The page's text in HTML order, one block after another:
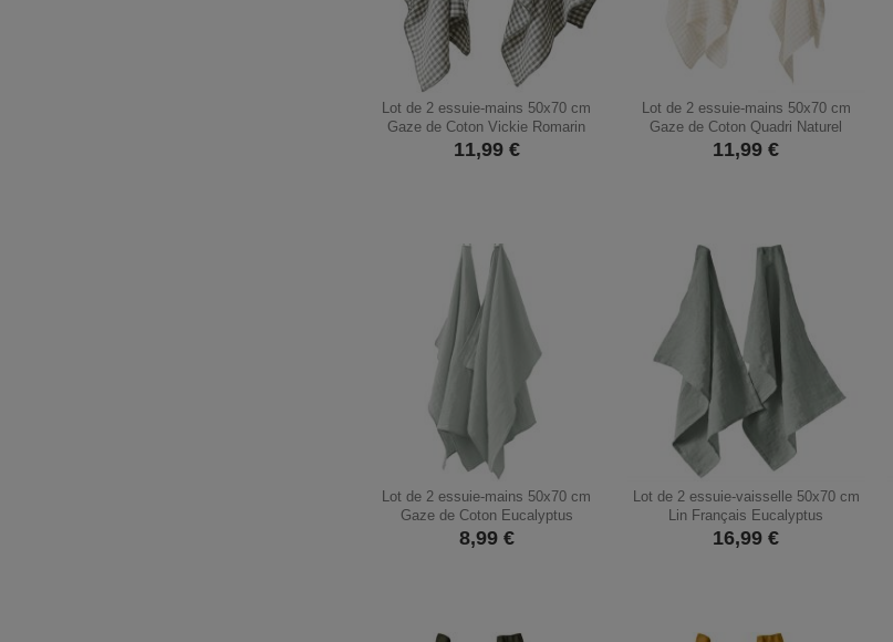
Lot de 2 essuie-mains 50x70 cm
Gaze de Coton Vickie Romarin
11,99€
Lot de 2 essuie-mains 50x70 cm
Gaze de Coton Quadri Naturel
11,99 €
Lot de 2 essuie-mains 50x70 cm
Gaze de Coton Eucalyptus
8,99€
Lot de 2 essuie-vaisselle 50x70 cm
Lin Français Eucalyptus
16,99 €